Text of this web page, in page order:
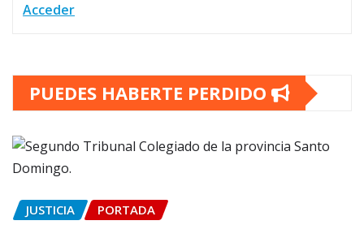
Acceder
PUEDES HABERTE PERDIDO
JUSTICIA PORTADA